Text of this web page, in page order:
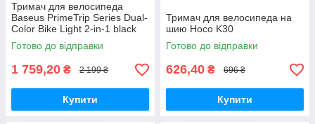
Тримач для велосипеда
Baseus PrimeTrip Series Dual-
Color Bike Light 2-in-1 black
Готово до відправки
1 759,20 ₴ 2 199 ₴
Купити
Тримач для велосипеда на
шию Hoco K30
Готово до відправки
626,40 ₴ 696 ₴
Купити